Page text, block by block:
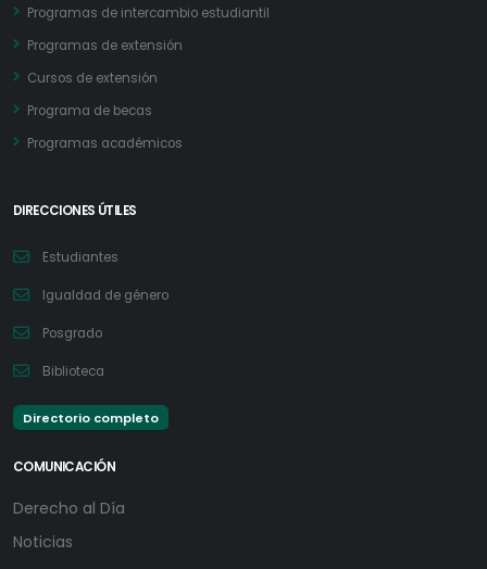
Programas de intercambio estudiantil
Programas de extensión
Cursos de extensión
Programa de becas
Programas académicos
DIRECCIONES ÚTILES
Estudiantes
Igualdad de género
Posgrado
Biblioteca
Directorio completo
COMUNICACIÓN
Derecho al Día
Noticias